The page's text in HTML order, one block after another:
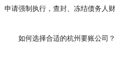
申请强制执行，查封、冻结债务人
如何选择合适的杭州要账公司？